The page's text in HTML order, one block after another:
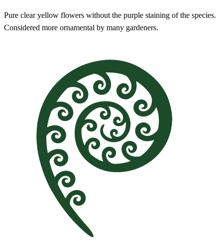
Pure clear yellow flowers without the purple staining of the species.
Considered more ornamental by many gardeners.